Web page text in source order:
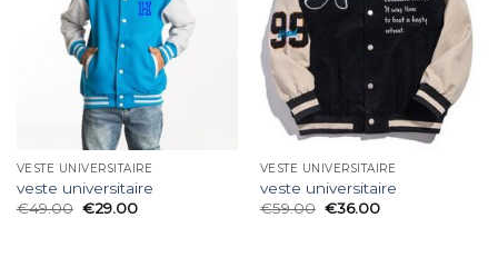
VESTE UNIVERSITAIRE
veste universitaire
€49.00 €29.00
VESTE UNIVERSITAIRE
veste universitaire
€59.00 €36.00